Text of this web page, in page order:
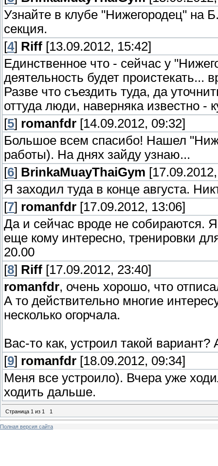
Узнайте в клубе "Нижегородец" на
секция.
[4] Riff [13.09.2012, 15:42]
Единственное что - сейчас у
деятельность будет проистекать...
Разве что съездить туда, да
оттуда люди, наверняка известно -
[5] romanfdr [14.09.2012, 09:32]
Большое всем спасибо! Нашел
работы). На днях зайду узнаю...
[6] BrinkaMuayThaiGym
Я заходил туда в конце августа.
[7] romanfdr [17.09.2012, 13:06]
Да и сейчас вроде не собираются.
еще кому интересно, тренировки
20.00
[8] Riff [17.09.2012, 23:40]
romanfdr, очень хорошо, что
А то действительно многие
несколько огорчала.
Вас-то как, устроил такой
[9] romanfdr [18.09.2012, 09:34]
Меня все устроило). Вчера уже
ходить дальше.
Страница 1 из 1 1
Полная версия сайта